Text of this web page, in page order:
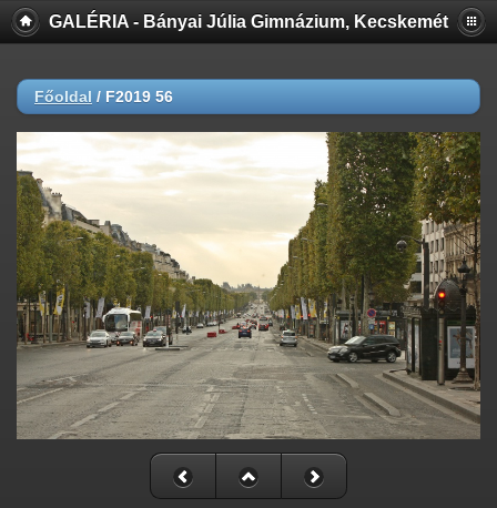
GALÉRIA - Bányai Júlia Gimnázium, Kecskemét
Főoldal / F2019 56